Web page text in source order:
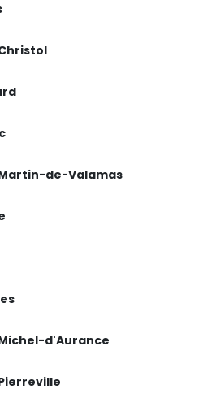
de-Valamas
d'Aurance